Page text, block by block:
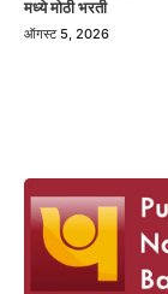
मध्ये मोठी भरती
ऑगस्ट 5, 2026